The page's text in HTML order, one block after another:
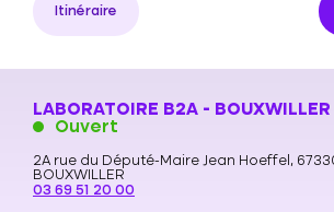
Itinéraire
LABORATOIRE B2A - BOUXWILLER
Ouvert
2A rue du Député-Maire Jean Hoeffel,
BOUXWILLER
03 69 51 20 00